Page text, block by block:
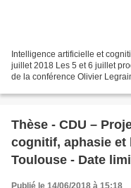
Intelligence artificielle et
juillet 2018 Les 5 et 6 juillet
de la conférence Olivier
Thèse - CDU –
cognitif, aphasie et
Toulouse - Date
Publié le 14/06/2018 à 15:18